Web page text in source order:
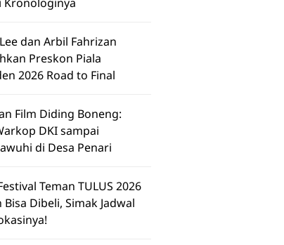
dan Arbil Fahrizan
Preskon Piala
2026 Road to Final
Film Diding Boneng:
DKI sampai
di Desa Penari
Teman TULUS 2026
Bisa Dibeli, Simak Jadwal